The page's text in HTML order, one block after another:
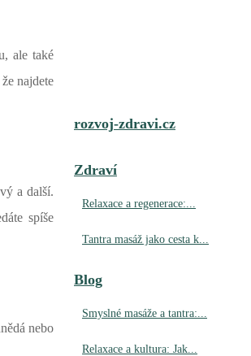
ale také
najdete
a další.
spíše
nebo
rozvoj-zdravi.cz
Zdraví
Relaxace a regenerace:...
Tantra masáž jako cesta k...
Blog
Smyslné masáže a tantra:...
Relaxace a kultura: Jak...